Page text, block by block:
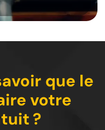
que le
votre
?